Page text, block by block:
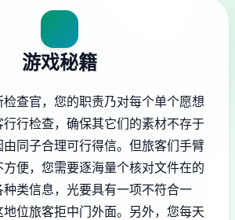
游戏秘籍
查官，您的职责乃对每个单个愿想
行检查，确保其它们的素材不存于
同子合理可行得信。但旅客们手臂
便，您需要逐海量个核对文件在的
种类信息，光要具有一项不符合一
位旅客拒中门外面。另外，您每天